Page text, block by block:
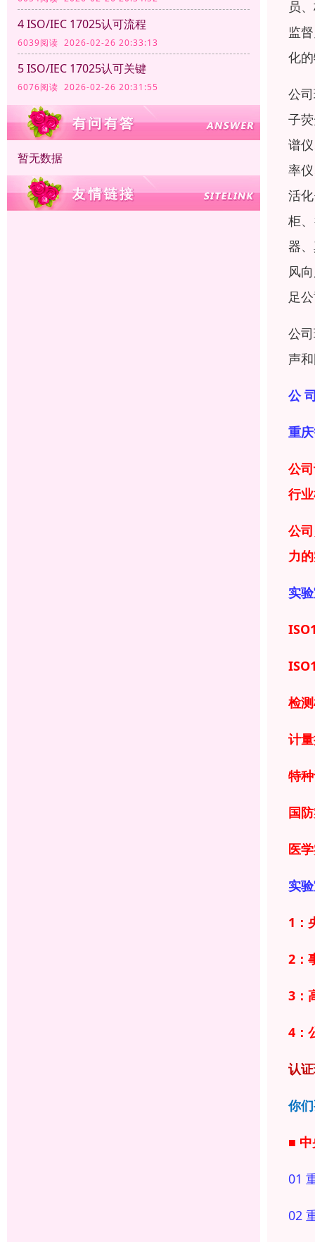
4 ISO/IEC 17025认可流程
6039阅读 2026-02-26 20:33:13
5 ISO/IEC 17025认可关键
6076阅读 2026-02-26 20:31:55
暂无数据
员
监
化
公
子
谱
率
活
柜
器
风
足
公
声
公
重
公
行
公
力
实
检
计
特
国
医
实
1：
2：
3：
4：
认
你
■
01
02